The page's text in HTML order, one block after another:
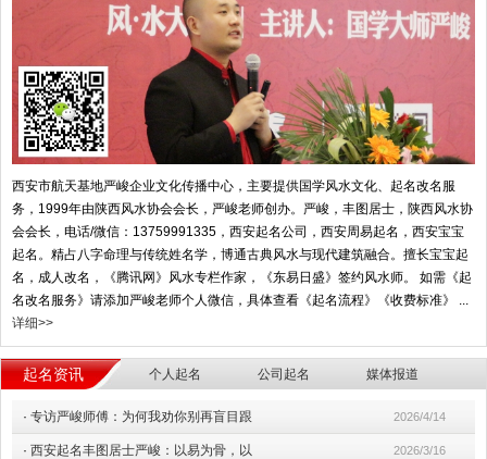
西安市航天基地严峻企业文化传播中心，主要提供国学风水文化、起名改名服
务，1999年由陕西风水协会会长，严峻老师创办。严峻，丰图居士，陕西风水协
会会长，电话/微信：13759991335，西安起名公司，西安周易起名，西安宝宝
起名。精占八字命理与传统姓名学，博通古典风水与现代建筑融合。擅长宝宝起
名，成人改名，《腾讯网》风水专栏作家，《东易日盛》签约风水师。 如需《起
名改名服务》请添加严峻老师个人微信，具体查看《起名流程》《收费标准》 ...
详细>>
起名资讯 个人起名 公司起名 媒体报道
· 专访严峻师傅：为何我劝你别再盲目跟 2026/4/14
· 西安起名丰图居士严峻：以易为骨，以 2026/3/16